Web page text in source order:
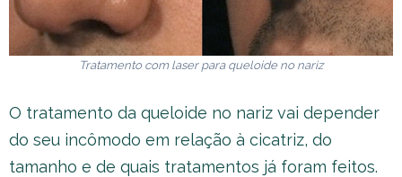
Tratamento com laser para queloide no nariz
O tratamento da queloide no nariz vai depender
do seu incômodo em relação à cicatriz, do
tamanho e de quais tratamentos já foram feitos.